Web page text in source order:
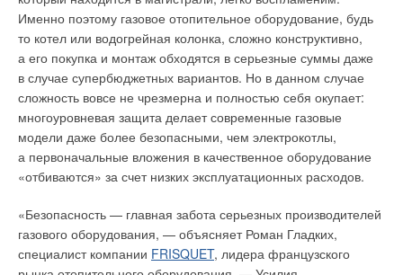
Именно поэтому газовое отопительное оборудование, будь
то котел или водогрейная колонка, сложно конструктивно,
а его покупка и монтаж обходятся в серьезные суммы даже
в случае супербюджетных вариантов. Но в данном случае
сложность вовсе не чрезмерна и полностью себя окупает:
многоуровневая защита делает современные газовые
модели даже более безопасными, чем электрокотлы,
а первоначальные вложения в качественное оборудование
«отбиваются» за счет низких эксплуатационных расходов.
«Безопасность — главная забота серьезных производителей
газового оборудования, — объясняет Роман Гладких,
специалист компании FRISQUET, лидера французского
Также, к процессу стоит привлечь умного помощника —
очиститель воздуха с 6-уровневой системой фильтрации
PuriCare. Аппарат, способный в короткое время очистить
воздух в вашем доме от пыли, пыльцы растений, вирусов
и бактерий, а также освежить и ионизировать воздух.
иммунологи — LG PuriСareэффективно очищает воздух
в закрытых помещениях от бытовых и пыльцевых
аллергенов, спор грибов микроорганизмов, бактерий,
Первое отличие, на которое обращают внимание
представителиGiacomini, — это страна производства, что
демонстрирует слоган компании « Действительно сделано
в Италии».
В самом деле, в последнее время на российском рынке
шаровые краны европейского производства становятся
исключением — ведь даже многие компании с мировым
именем начали поставки в Россию арматуры, сделанной
говорят в компании, отмечая почти 70-летний опыт
производства и тот факт, что выпуск шаровых кранов — один
из ключевых видов деятельности, в которой компания
Взлёт и падение отечественных профтехучилищ
можно было с лёгкостью поступить в профтехучилище или
техникум, сдав экзаменационный минимум. Популярность
этих учебных заведений в своё время поднял актёр театра